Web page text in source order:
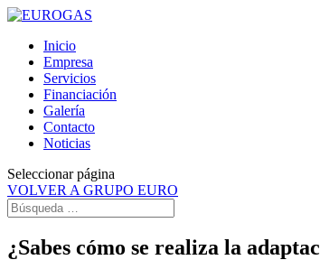
Inicio
Empresa
Servicios
Financiación
Galería
Contacto
Noticias
Seleccionar página
VOLVER A GRUPO EURO
¿Sabes cómo se realiza la